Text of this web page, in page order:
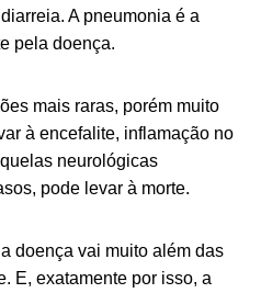
A pneumonia é a
pela doença.
mais raras, porém muito
à encefalite, inflamação no
neurológicas
pode levar à morte.
doença vai muito além das
E, exatamente por isso, a